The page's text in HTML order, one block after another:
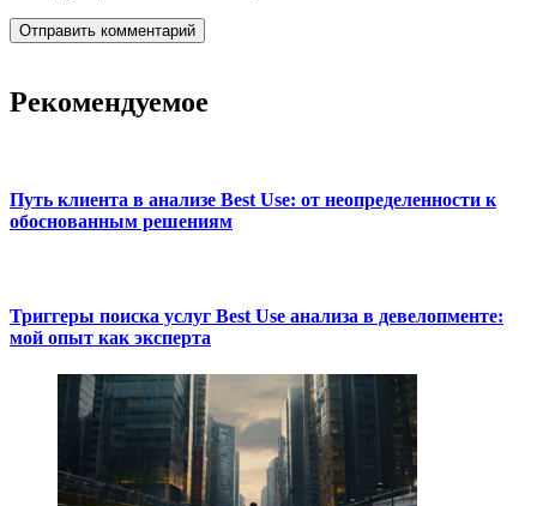
Рекомендуемое
Путь клиента в анализе Best Use: от неопределенности к
обоснованным решениям
Триггеры поиска услуг Best Use анализа в девелопменте:
мой опыт как эксперта